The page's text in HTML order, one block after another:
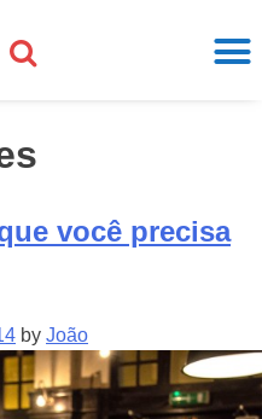
você precisa
by João